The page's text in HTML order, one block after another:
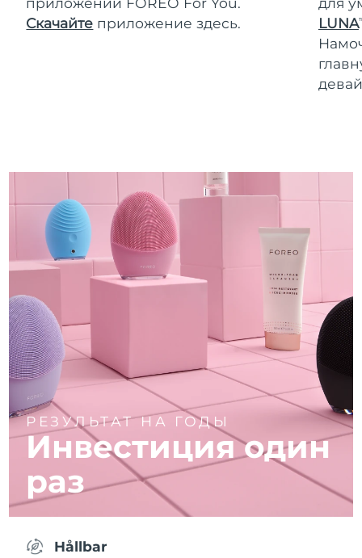
Скачайте приложение здесь.
LUNA
РЕЗУЛЬТАТ НА ГОДЫ
Инвестиция один
раз
Hållbar